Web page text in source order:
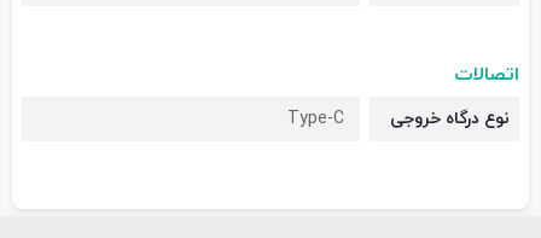
اتصالات
نوع درگاه خروجی Type-C